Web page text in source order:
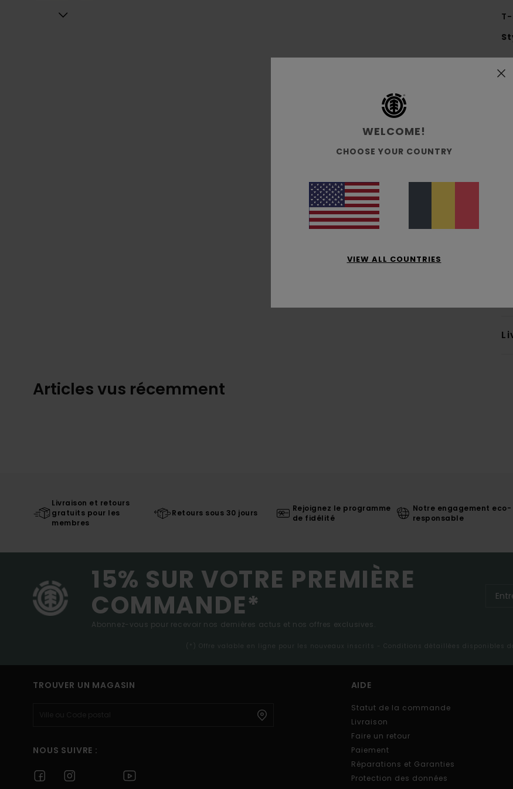
Articles vus récemment
Livraison et retours
gratuits pour les
membres
Retours sous 30 jours
Rejoignez le programme
de fidélité
Notre engagement eco-
responsable
15% SUR VOTRE PREMIÈRE
COMMANDE*
Abonnez-vous pour recevoir nos dernières actus et nos offres exclusives.
(*) Offre valable en ligne pour les nouveaux inscrits - Conditions détaillées disponibles
TROUVER UN MAGASIN
NOUS SUIVRE :
AIDE
Statut de la commande
Livraison
Faire un retour
Paiement
Réparations et Garanties
Protection des données
WELCOME!
CHOOSE YOUR COUNTRY
VIEW ALL COUNTRIES